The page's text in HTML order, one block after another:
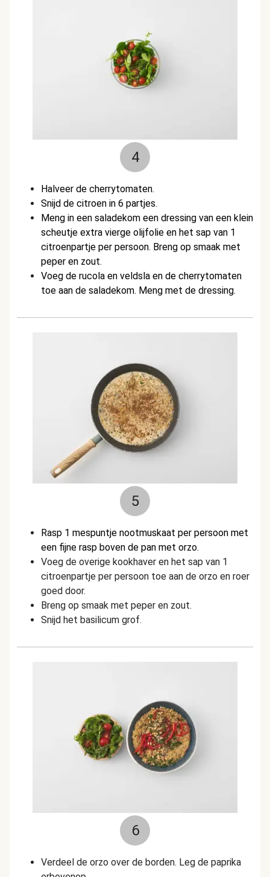
4
Halveer de cherrytomaten.
Snijd de citroen in 6 partjes.
Meng in een saladekom een dressing van een klein
scheutje extra vierge olijfolie en het sap van 1
citroenpartje per persoon. Breng op smaak met
peper en zout.
Voeg de rucola en veldsla en de cherrytomaten
toe aan de saladekom. Meng met de dressing.
5
Rasp 1 mespuntje nootmuskaat per persoon met
een fijne rasp boven de pan met orzo.
Voeg de overige kookhaver en het sap van 1
citroenpartje per persoon toe aan de orzo en roer
goed door.
Breng op smaak met peper en zout.
Snijd het basilicum grof.
6
Verdeel de orzo over de borden. Leg de paprika